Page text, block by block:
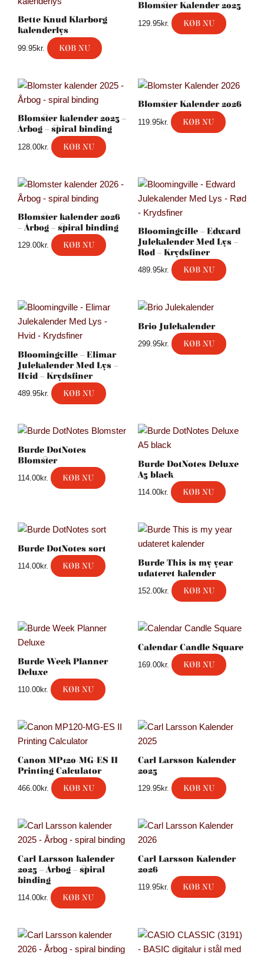
Bette Knud Klarborg
kalenderlys
99.95kr. KØB NU
Blomster Kalender 2025
129.95kr. KØB NU
Blomster kalender 2025 –
Årbog – spiral binding
128.00kr. KØB NU
Blomster Kalender 2026
119.95kr. KØB NU
Blomster kalender 2026
– Årbog – spiral binding
129.00kr. KØB NU
Bloomingville – Edward
Julekalender Med Lys –
Rød – Krydsfiner
489.95kr. KØB NU
Bloomingville – Elimar
Julekalender Med Lys –
Hvid – Krydsfiner
489.95kr. KØB NU
Brio Julekalender
299.95kr. KØB NU
Burde DotNotes
Blomster
114.00kr. KØB NU
Burde DotNotes Deluxe
A5 black
114.00kr. KØB NU
Burde DotNotes sort
114.00kr. KØB NU
Burde This is my year
udateret kalender
152.00kr. KØB NU
Burde Week Planner
Deluxe
110.00kr. KØB NU
Calendar Candle Square
169.00kr. KØB NU
Canon MP120-MG-ES II
Printing Calculator
466.00kr. KØB NU
Carl Larsson Kalender
2025
129.95kr. KØB NU
Carl Larsson kalender
2025 – Årbog – spiral
binding
114.00kr. KØB NU
Carl Larsson Kalender
2026
119.95kr. KØB NU